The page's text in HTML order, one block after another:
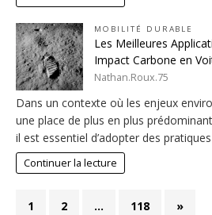
MOBILITÉ DURABLE
Les Meilleures
Impact Carbone en
Nathan.Roux.75
Dans un contexte où les enjeux
une place de plus en plus
il est essentiel d’adopter des
Continuer la lecture
1 2 … 118 »